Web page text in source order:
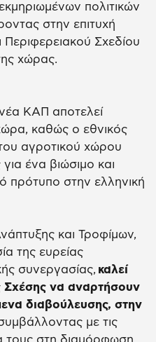
πολιτικών
στην επιτυχή
Περιφερειακού Σχεδίου
χώρας.
ΚΑΠ αποτελεί
καθώς ο εθνικός
αγροτικού χώρου
ένα βιώσιμο και
πρότυπο στην ελληνική
και Τροφίμων,
της ευρείας
συνεργασίας, καλεί
Σχέσης να αναρτήσουν
διαβούλευσης, στην
με τις